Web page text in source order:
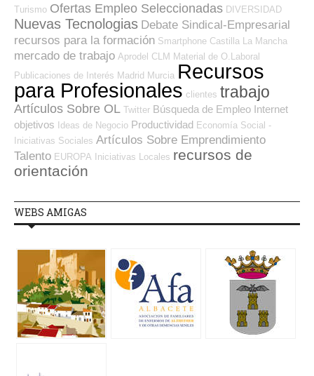
Turismo Ofertas Empleo Seleccionadas DIVERSIDAD
Nuevas Tecnologias Debate Sindical-Empresarial
recursos para la formación Smartphone Castilla La Mancha
mercado de trabajo Aprodel CLM Material de O.Laboral
Publicaciones de Interés Madrid Murcia Recursos
para Profesionales clientes trabajo
Artículos Sobre OL Twitter Búsqueda de Empleo Internet
objetivos Ideas de Negocio Productividad Economía Social -
Iniciativas Sociales Artículos Sobre Emprendimiento
Talento EUROPA Iniciativas Locales recursos de
orientación
WEBS AMIGAS